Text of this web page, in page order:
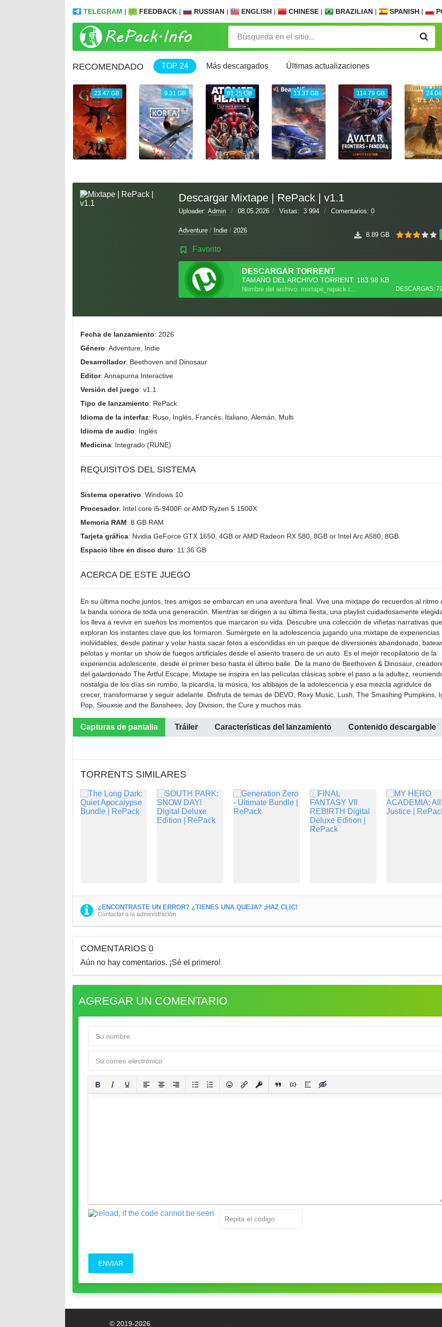
TELEGRAM | FEEDBACK | RUSSIAN | ENGLISH | CHINESE | BRAZILIAN | SPANISH |
RECOMENDADO TOP 24 Más descargados Últimas actualizaciones
23.47 GB 9.31 GB 61.25 GB 13.37 GB 114.79 GB
Descargar Mixtape | RePack | v1.1
Uploader: Admin / 08.05.2026 / Vistas: 3 994 / Comentarios: 0
8.89 GB
Adventure / Indie / 2026
Favorito
DESCARGAR TORRENT
TAMAÑO DEL ARCHIVO TORRENT: 183.98 KB
DESCARGAS:
Nombre del archivo: mixtape_repack.torrent
Fecha de lanzamiento: 2026
Género: Adventure, Indie
Desarrollador: Beethoven and Dinosaur
Editor: Annapurna Interactive
Versión del juego: v1.1
Tipo de lanzamiento: RePack
Idioma de la interfaz: Ruso, Inglés, Francés, Italiano, Alemán, Multi
Idioma de audio: Inglés
Medicina: Integrado (RUNE)
REQUISITOS DEL SISTEMA
Sistema operativo: Windows 10
Procesador: Intel core i5-9400F or AMD Ryzen 5 1500X
Memoria RAM: 8 GB RAM
Tarjeta gráfica: Nvidia GeForce GTX 1650, 4GB or AMD Radeon RX 580, 8GB or Intel Arc A580, 8GB
Espacio libre en disco duro: 11.36 GB
ACERCA DE ESTE JUEGO
En su última noche juntos, tres amigos se embarcan en una aventura final. Vive una mixtape de recuerdos al ritmo
la banda sonora de toda una generación. Mientras se dirigen a su última fiesta, una playlist cuidadosamente
los lleva a revivir en sueños los momentos que marcaron su vida. Descubre una colección de viñetas narrativas que
exploran los instantes clave que los formaron. Sumérgete en la adolescencia jugando una mixtape de experiencias
inolvidables, desde patinar y volar hasta sacar fotos a escondidas en un parque de diversiones abandonado, batear
pelotas y montar un show de fuegos artificiales desde el asiento trasero de un auto. Es el mejor recopilatorio de la
experiencia adolescente, desde el primer beso hasta el último baile. De la mano de Beethoven & Dinosaur,
del galardonado The Artful Escape, Mixtape se inspira en las películas clásicas sobre el paso a la adultez,
nostalgia de los días sin rumbo, la picardía, la música, los altibajos de la adolescencia y esa mezcla agridulce de
crecer, transformarse y seguir adelante. Disfruta de temas de DEVO, Roxy Music, Lush, The Smashing Pumpkins,
Pop, Siouxsie and the Banshees, Joy Division, the Cure y muchos más.
Capturas de pantalla Tráiler Características del lanzamiento Contenido descargable
TORRENTS SIMILARES
¿ENCONTRASTE UN ERROR? ¿TIENES UNA QUEJA? ¡HAZ CLIC!
Contactar a la administración
COMENTARIOS 0
Aún no hay comentarios. ¡Sé el primero!
AGREGAR UN COMENTARIO
ENVIAR
© 2019-2026